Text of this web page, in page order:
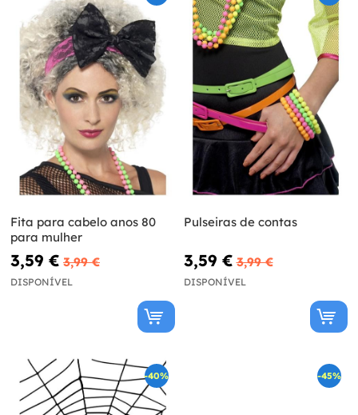
Fita para cabelo anos 80
para mulher
3,59 € 3,99 €
DISPONÍVEL
Pulseiras de contas
3,59 € 3,99 €
DISPONÍVEL
-40% -45%